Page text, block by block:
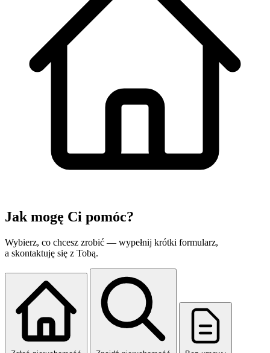
Jak mogę Ci pomóc?
Wybierz, co chcesz zrobić — wypełnij krótki formularz,
a skontaktuję się z Tobą.